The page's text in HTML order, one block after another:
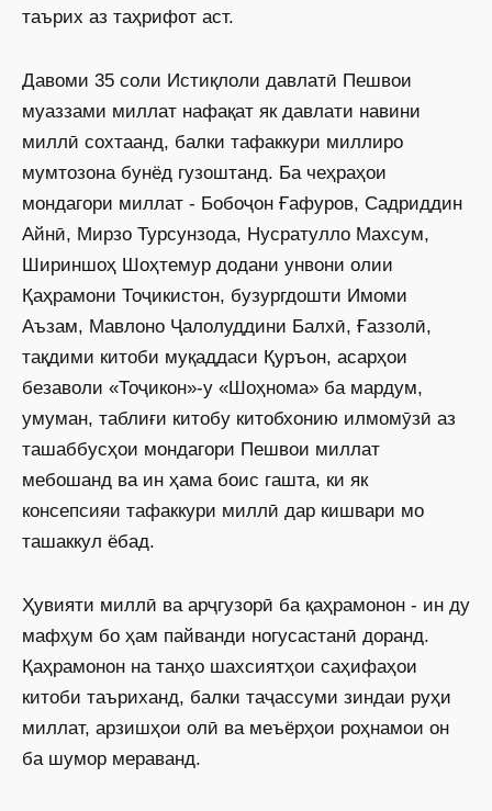
таърих аз таҳрифот аст.
Давоми 35 соли Истиқлоли давлатӣ Пешвои
муаззами миллат нафақат як давлати навини
миллӣ сохтаанд, балки тафаккури миллиро
мумтозона бунёд гузоштанд. Ба чеҳраҳои
мондагори миллат - Бобоҷон Ғафуров, Садриддин
Айнӣ, Мирзо Турсунзода, Нусратулло Махсум,
Шириншоҳ Шоҳтемур додани унвони олии
Қаҳрамони Тоҷикистон, бузургдошти Имоми
Аъзам, Мавлоно Ҷалолуддини Балхӣ, Ғаззолӣ,
тақдими китоби муқаддаси Қуръон, асарҳои
безаволи «Тоҷикон»-у «Шоҳнома» ба мардум,
умуман, таблиғи китобу китобхонию илмомӯзӣ аз
ташаббусҳои мондагори Пешвои миллат
мебошанд ва ин ҳама боис гашта, ки як
консепсияи тафаккури миллӣ дар кишвари мо
ташаккул ёбад.
Ҳувияти миллӣ ва арҷгузорӣ ба қаҳрамонон - ин ду
мафҳум бо ҳам пайванди ногусастанӣ доранд.
Қаҳрамонон на танҳо шахсиятҳои саҳифаҳои
китоби таъриханд, балки таҷассуми зиндаи руҳи
миллат, арзишҳои олӣ ва меъёрҳои роҳнамои он
ба шумор мераванд.